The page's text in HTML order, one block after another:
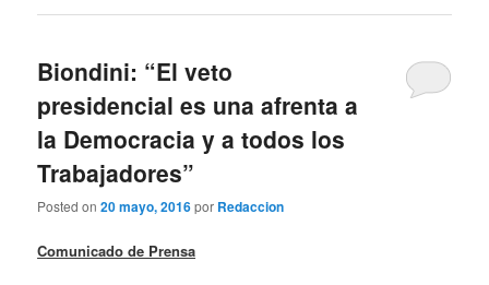
Biondini: “El veto
presidencial es una afrenta a
la Democracia y a todos los
Trabajadores”
Posted on20 mayo, 2016por Redaccion
Comunicado de Prensa